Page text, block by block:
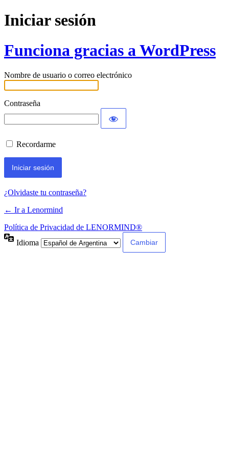
Iniciar sesión
Funciona gracias a WordPress
Nombre de usuario o correo electrónico
Contraseña
Recordarme
¿Olvidaste tu contraseña?
← Ir a Lenormind
Política de Privacidad de LENORMIND®
Idioma